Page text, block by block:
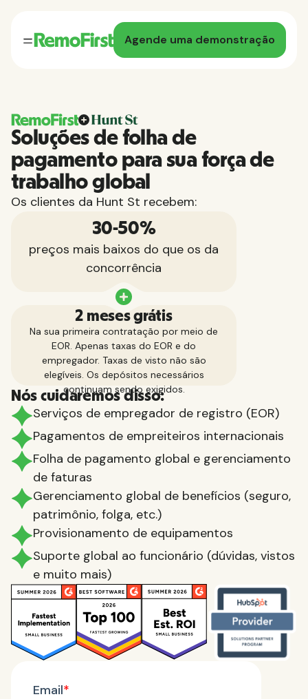
Agende uma demonstração
Soluções de folha de
pagamento para sua força de
trabalho global
Os clientes da Hunt St recebem:
30-50%
preços mais baixos do que os da
concorrência
2 meses grátis
Na sua primeira contratação por meio de
EOR. Apenas taxas do EOR e do
empregador. Taxas de visto não são
elegíveis. Os depósitos necessários
continuam sendo exigidos.
Nós cuidaremos disso:
Serviços de empregador de registro (EOR)
Pagamentos de empreiteiros internacionais
Folha de pagamento global e gerenciamento
de faturas
Gerenciamento global de benefícios (seguro,
patrimônio, folga, etc.)
Provisionamento de equipamentos
Suporte global ao funcionário (dúvidas, vistos
e muito mais)